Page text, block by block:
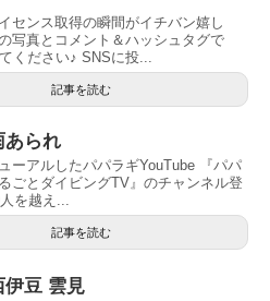
センス取得の瞬間がイチバン嬉し
写真とコメント＆ハッシュタグで
ください♪ SNSに投...
記事を読む
あられ
ーアルしたパパラギYouTube 『パパ
ごとダイビングTV』のチャンネル登
を越え...
記事を読む
豆 雲見